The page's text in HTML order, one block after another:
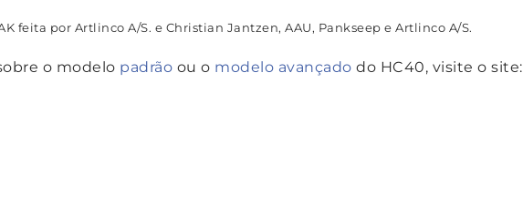
feita por Artlinco A/S. e Christian Jantzen, AAU, Pankseep e Artlinco A/S.
o modelo padrão ou o modelo avançado do HC40, visite o site: